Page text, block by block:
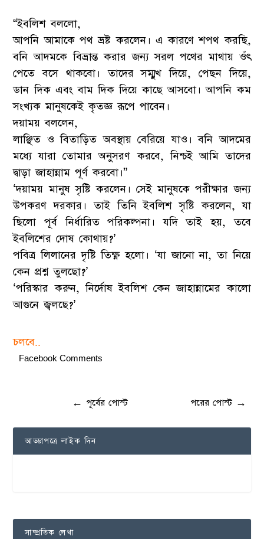
“ইবলিশ বললো,
আপনি আমাকে পথ ভ্রষ্ট করলেন। এ কারণে শপথ করছি,
বনি আদমকে বিভ্রান্ত করার জন্য সরল পথের মাথায় ওঁৎ
পেতে বসে থাকবো। তাদের সম্মুখ দিয়ে, পেছন দিয়ে,
ডান দিক এবং বাম দিক দিয়ে কাছে আসবো। আপনি কম
সংখ্যক মানুষকেই কৃতজ্ঞ রূপে পাবেন।
দয়াময় বললেন,
লাঞ্ছিত ও বিতাড়িত অবস্থায় বেরিয়ে যাও। বনি আদমের
মধ্যে যারা তোমার অনুসরণ করবে, নিশ্চই আমি তাদের
দ্বাড়া জাহান্নাম পূর্ণ করবো।”
‘দয়াময় মানুষ সৃষ্টি করলেন। সেই মানুষকে পরীক্ষার জন্য
উপকরণ দরকার। তাই তিনি ইবলিশ সৃষ্টি করলেন, যা
ছিলো পূর্ব নির্ধারিত পরিকল্পনা। যদি তাই হয়, তবে
ইবলিশের দোষ কোথায়?’
পবিত্র লিলানের দৃষ্টি তিক্ষ্ণ হলো। ‘যা জানো না, তা নিয়ে
কেন প্রশ্ন তুলছো?’
‘পরিস্কার করুন, নির্দোষ ইবলিশ কেন জাহান্নামের কালো
আগুনে জ্বলছে?’
চলবে..
Facebook Comments
← পূর্বের পোস্ট পরের পোস্ট →
আড্ডাপত্রে লাইক দিন
সাম্প্রতিক লেখা